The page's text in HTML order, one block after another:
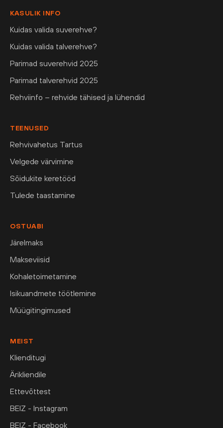
KASULIK INFO
Kuidas valida suverehve?
Kuidas valida talverehve?
Parimad suverehvid 2025
Parimad talverehvid 2025
Rehviinfo – rehvide tähised ja lühendid
TEENUSED
Rehvivahetus Tartus
Velgede värvimine
Sõidukite keretööd
Tulede taastamine
OSTUABI
Järelmaks
Makseviisid
Kohaletoimetamine
Isikuandmete töötlemine
Müügitingimused
MEIST
Klienditugi
Ärikliendile
Ettevõttest
BEIZ - Instagram
BEIZ - Facebook